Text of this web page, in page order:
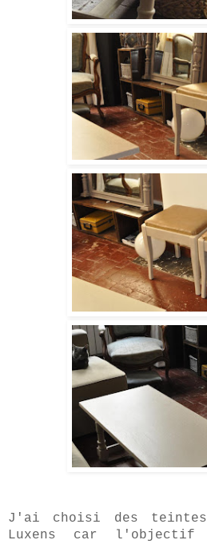
J'ai choisi des
Luxens car l'objectif